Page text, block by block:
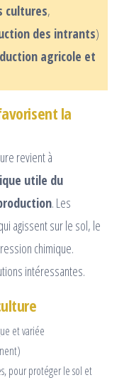
cultures,
des intrants)
agricole et
la
revient à
utile du
. Les
agissent sur le sol, le
chimique.
intéressantes.
et variée
pour protéger le sol et